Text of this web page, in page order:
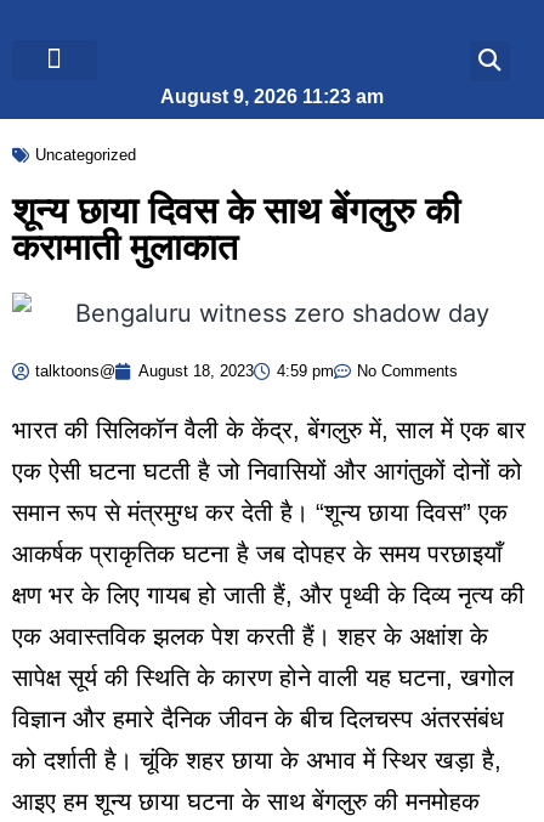
August 9, 2026 11:23 am
Uncategorized
शून्य छाया दिवस के साथ बेंगलुरु की
करामाती मुलाकात
talktoons@ August 18, 2023 4:59 pm No Comments
भारत की सिलिकॉन वैली के केंद्र, बेंगलुरु में, साल में एक बार
एक ऐसी घटना घटती है जो निवासियों और आगंतुकों दोनों को
समान रूप से मंत्रमुग्ध कर देती है। “शून्य छाया दिवस” एक
आकर्षक प्राकृतिक घटना है जब दोपहर के समय परछाइयाँ
क्षण भर के लिए गायब हो जाती हैं, और पृथ्वी के दिव्य नृत्य की
एक अवास्तविक झलक पेश करती हैं। शहर के अक्षांश के
सापेक्ष सूर्य की स्थिति के कारण होने वाली यह घटना, खगोल
विज्ञान और हमारे दैनिक जीवन के बीच दिलचस्प अंतरसंबंध
को दर्शाती है। चूंकि शहर छाया के अभाव में स्थिर खड़ा है,
आइए हम शून्य छाया घटना के साथ बेंगलुरु की मनमोहक